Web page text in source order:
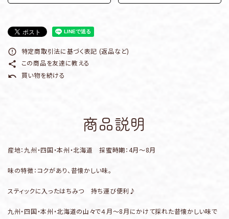
error_outline 特定商取引法に基づく表記 (返品など)
share この商品を友達に教える
undo 買い物を続ける
商品説明
産地：九州・四国・本州・北海道 採蜜時期：4月～8月
味の特徴：コクがあり、昔懐かしい味。
スティックに入ったはちみつ 持ち運び便利♪
九州・四国・本州・北海道の山々で４月～8月にかけて採れた昔懐かしい味で